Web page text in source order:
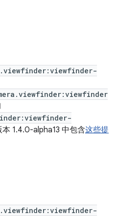
本 1.4.0-alpha13 中包含这些提